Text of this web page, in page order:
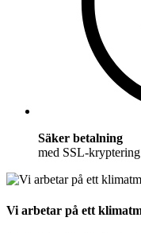
Säker betalning
med SSL-kryptering
Vi arbetar på ett